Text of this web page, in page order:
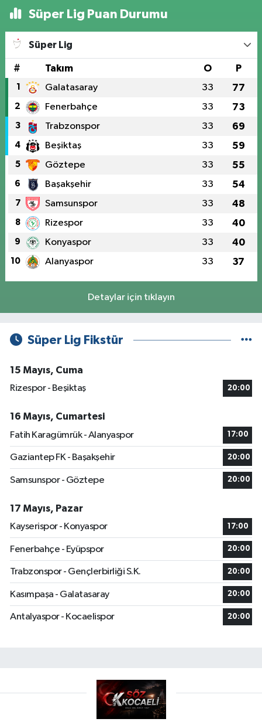
Süper Lig Puan Durumu
Süper Lig
# Takım O P
1 Galatasaray 33 77
2 Fenerbahçe 33 73
3 Trabzonspor 33 69
4 Beşiktaş 33 59
5 Göztepe 33 55
6 Başakşehir 33 54
7 Samsunspor 33 48
8 Rizespor 33 40
9 Konyaspor 33 40
10 Alanyaspor 33 37
Detaylar için tıklayın
Süper Lig Fikstür
15 Mayıs, Cuma
Rizespor - Beşiktaş
20:00
16 Mayıs, Cumartesi
Fatih Karagümrük - Alanyaspor
17:00
Gaziantep FK - Başakşehir 20:00
Samsunspor - Göztepe 20:00
17 Mayıs, Pazar
Kayserispor - Konyaspor
17:00
Fenerbahçe - Eyüpspor 20:00
Trabzonspor - Gençlerbirliği S.K. 20:00
Kasımpaşa - Galatasaray 20:00
Antalyaspor - Kocaelispor 20:00